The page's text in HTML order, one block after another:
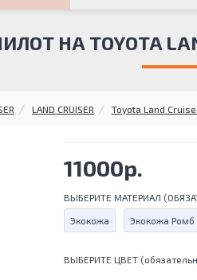
LAND CRUISER Toyota Land
НА TOYOTA
11000р.
ВЫБЕРИТЕ МАТЕРИАЛ
Экокожа Экокожа Ромб
ВЫБЕРИТЕ ЦВЕТ